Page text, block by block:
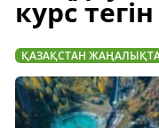
курс
ҚАЗАҚСТАН